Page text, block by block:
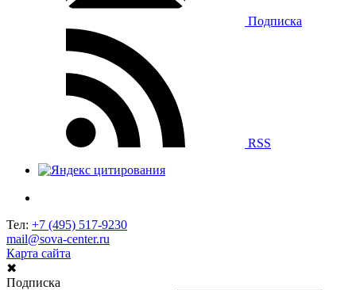
Подписка
RSS
Тел: +7 (495) 517-9230
mail@sova-center.ru
Карта сайта
✖
Подписка